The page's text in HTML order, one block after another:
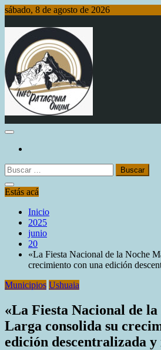
Saltar
contenido
sábado, 8 de agosto de 2026
Info Patagonia Online
Buscar:
Estás acá
Inicio
2025
junio
20
«La Fiesta Nacional de la Noche
crecimiento con una edición
Municipios Ushuaia
«La Fiesta Nacional de la
Larga consolida su
edición descentralizada